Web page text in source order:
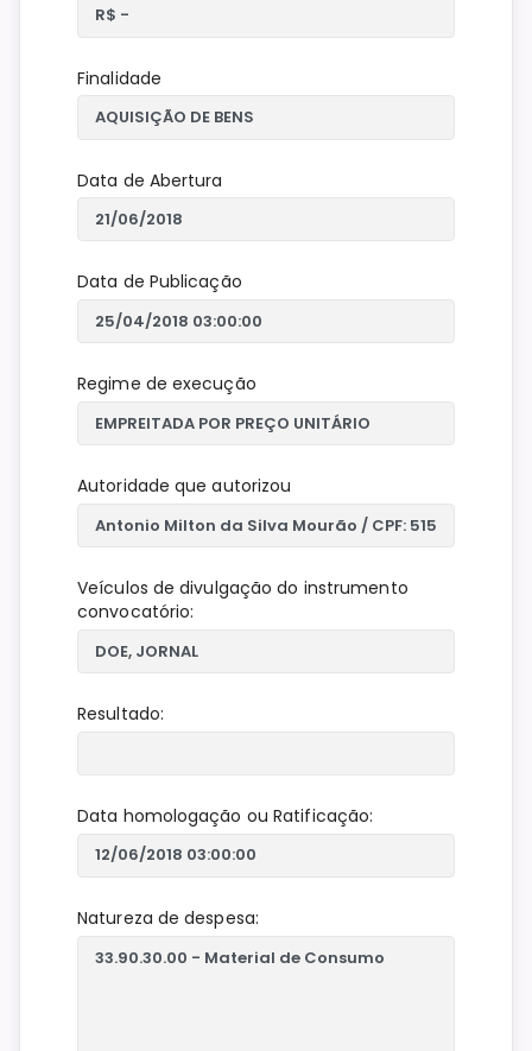
Finalidade
Data de Abertura
Data de Publicação
Regime de execução
Autoridade que autorizou
Veículos de divulgação do instrumento
convocatório:
Resultado:
Data homologação ou Ratificação:
Natureza de despesa: